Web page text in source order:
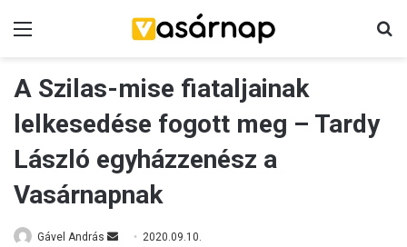
A Szilas-mise fiataljainak
lelkesedése fogott meg – Tardy
László egyházzenész a
Vasárnapnak
Gável András 2020.09.10.